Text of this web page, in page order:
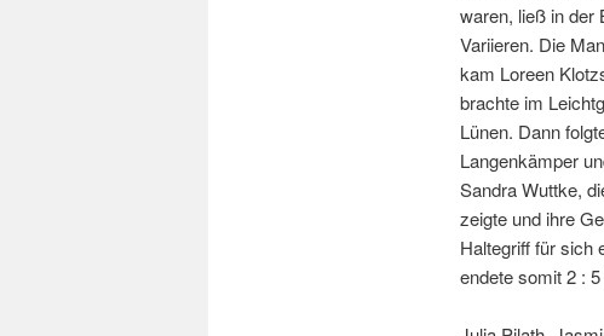
waren, ließ in der
Variieren. Die
kam Loreen
brachte im
Lünen. Dann
Langenkämper
Sandra Wuttke,
zeigte und ihre
Haltegriff für sich
endete somit 2 :